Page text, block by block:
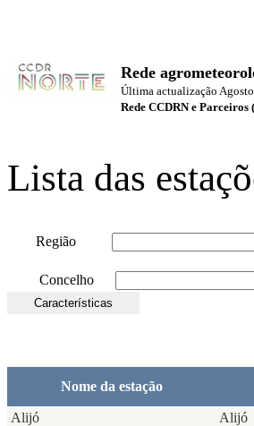
Rede
Última actualização
Rede CCDRN e
Lista das
Região
Concelho
Nome da estação
Alijó Alijó